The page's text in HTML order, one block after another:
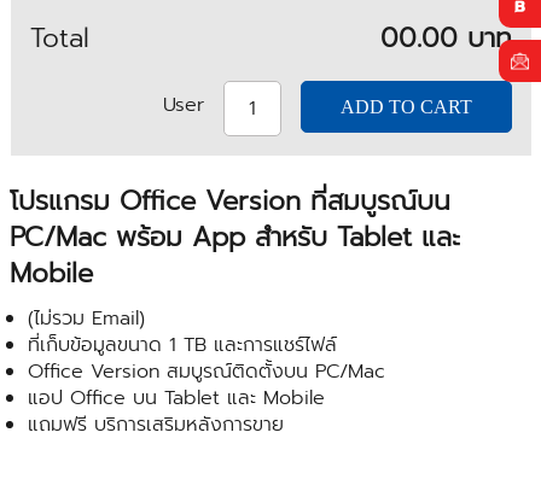
Total 00.00 บาท
User
โปรแกรม Office Version ที่สมบูรณ์บน
PC/Mac พร้อม App สำหรับ Tablet และ
Mobile
(ไม่รวม Email)
ที่เก็บข้อมูลขนาด 1 TB และการแชร์ไฟล์
Office Version สมบูรณ์ติดตั้งบน PC/Mac
แอป Office บน Tablet และ Mobile
แถมฟรี บริการเสริมหลังการขาย